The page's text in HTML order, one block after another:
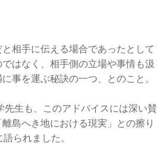
相手に伝える場合であったとして
はなく、相手側の立場や事情も汲
事を運ぶ秘訣の一つ、とのこと。
生も、このアドバイスには深い賛
島へき地における現実」との擦り
られました。